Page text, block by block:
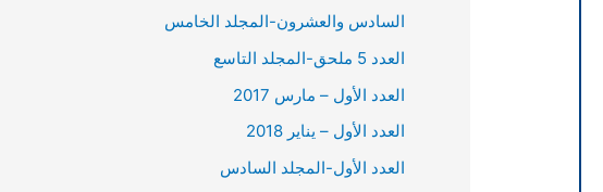
السادس والعشرون-المجلد الخامس
العدد 5 ملحق-المجلد التاسع
العدد الأول – مارس 2017
العدد الأول – يناير 2018
العدد الأول-المجلد السادس